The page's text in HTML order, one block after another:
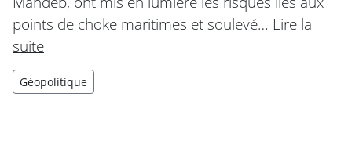
points de choke maritimes et soulevé… Lire la
suite
Géopolitique